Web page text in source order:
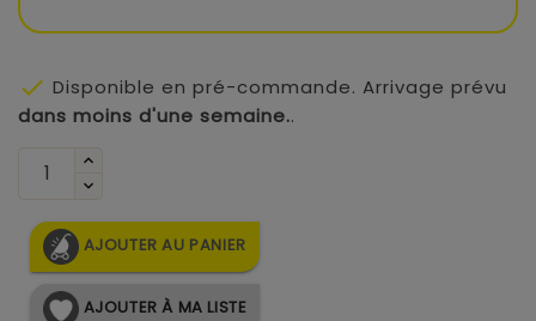
 Disponible en pré-commande. Arrivage prévu
dans moins d'une semaine..
AJOUTER AU PANIER
AJOUTER À MA LISTE